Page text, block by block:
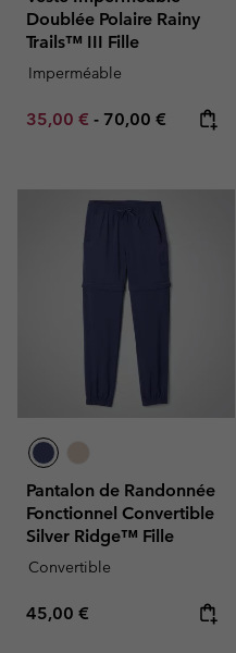
Doublée Polaire Rainy
Trails™ III Fille
Imperméable
Minimum sale price:
35,00 € - Maximum price:
70,00 €
Pantalon de Randonnée
Fonctionnel Convertible
Silver Ridge™ Fille
Convertible
Regular price:
45,00 €